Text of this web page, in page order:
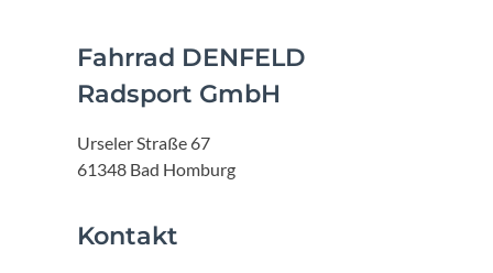
Fahrrad DENFELD
Radsport GmbH
Urseler Straße 67
61348 Bad Homburg
Kontakt